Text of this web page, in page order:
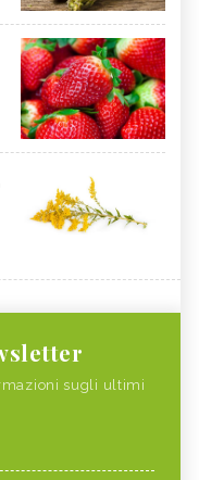
sugli ultimi